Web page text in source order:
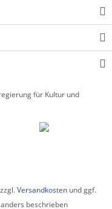
für Kultur und
Versandkosten und ggf.
beschrieben